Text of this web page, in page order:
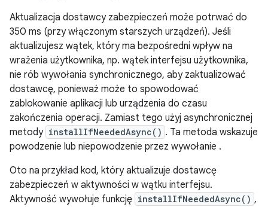
Aktualizacja dostawcy zabezpieczeń może potrwać do
350 ms (przy włączonym starszych urządzeń). Jeśli
aktualizujesz wątek, który ma bezpośredni wpływ na
wrażenia użytkownika, np. wątek interfejsu użytkownika,
nie rób wywołania synchronicznego, aby zaktualizować
dostawcę, ponieważ może to spowodować
zablokowanie aplikacji lub urządzenia do czasu
zakończenia operacji. Zamiast tego użyj asynchronicznej
metody installIfNeededAsync() . Ta metoda wskazuje
powodzenie lub niepowodzenie przez wywołanie .
Oto na przykład kod, który aktualizuje dostawcę
zabezpieczeń w aktywności w wątku interfejsu.
Aktywność wywołuje funkcję installIfNeededAsync() ,